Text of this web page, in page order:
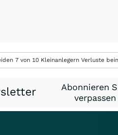
7 von 10 Kleinanlegern Verluste
Abonnieren